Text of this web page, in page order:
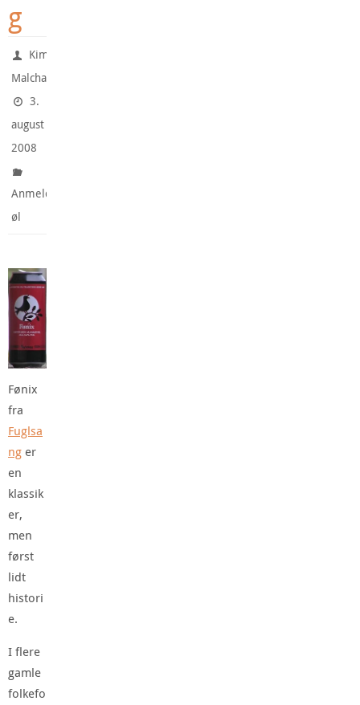
g
Kim
Malchau
3.
august
2008
Anmeldte
øl
Fønix
fra
Fuglsa
ng er
en
klassik
er,
men
først
lidt
histori
e.
I flere
gamle
folkefo